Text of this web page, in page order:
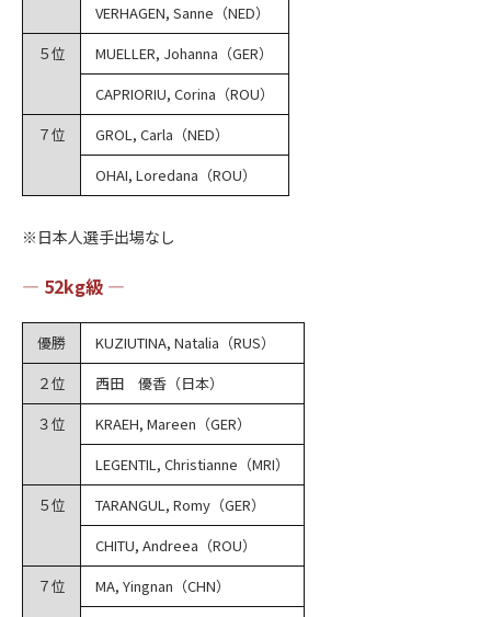
VERHAGEN, Sanne（NED）
５位
MUELLER, Johanna（GER）
CAPRIORIU, Corina（ROU）
７位
GROL, Carla（NED）
OHAI, Loredana（ROU）
※日本人選手出場なし
― 52kg級 ―
優勝
KUZIUTINA, Natalia（RUS）
２位
西田 優香（日本）
３位
KRAEH, Mareen（GER）
LEGENTIL, Christianne（MRI）
５位
TARANGUL, Romy（GER）
CHITU, Andreea（ROU）
７位
MA, Yingnan（CHN）